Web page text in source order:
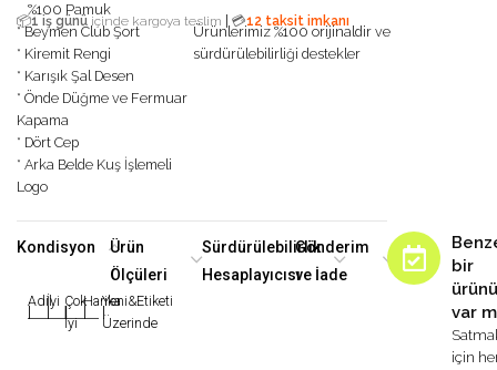
%100 Pamuk
📦1 iş günü içinde kargoya teslim 💳12 taksit imkanı
* Beymen Club Şort
* Kiremit Rengi
* Karışık Şal Desen
* Önde Düğme ve Fermuar
Kapama
* Dört Cep
* Arka Belde Kuş İşlemeli
Logo
Ürünlerimiz %100 orijinaldir ve
sürdürülebilirliği destekler
Kondisyon
Adilİyi
|
Çok
İyi
Harika
|
Yeni&Etiketi
Üzerinde
Ürün
Ölçüleri
Sürdürülebilirlik
Hesaplayıcısı
Gönderim
ve İade
bir
var
için